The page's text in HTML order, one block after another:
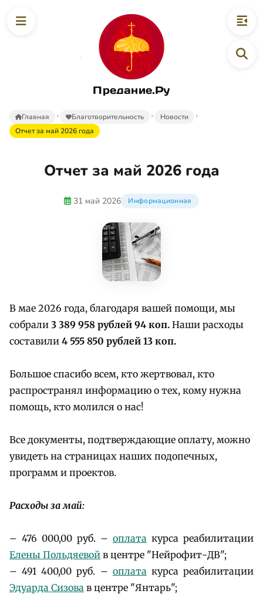
Предание.Ру
Главная Благотворительность
Новости
Отчет за май 2026 года
Отчет за май 2026 года
31 май 2026 Информационная
В мае 2026 года, благодаря вашей помощи, мы
собрали 3 389 958 рублей 94 коп. Наши расходы
составили 4 555 850 рублей 13 коп.
Большое спасибо всем, кто жертвовал, кто
распространял информацию о тех, кому нужна
помощь, кто молился о нас!
Все документы, подтверждающие оплату, можно
увидеть на страницах наших подопечных,
программ и проектов.
Расходы за май:
– 476 000,00 руб. – оплата курса реабилитации
Елены Польдяевой в центре "Нейрофит-ДВ";
– 491 400,00 руб. – оплата курса реабилитации
Эдуарда Сизова в центре "Янтарь";